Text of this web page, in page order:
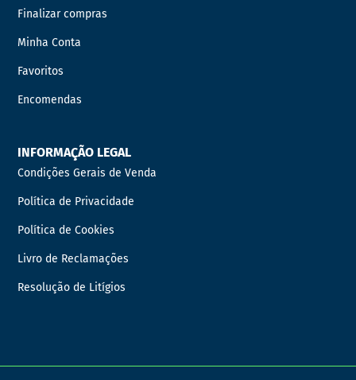
Finalizar compras
Minha Conta
Favoritos
Encomendas
INFORMAÇÃO LEGAL
Condições Gerais de Venda
Política de Privacidade
Política de Cookies
Livro de Reclamações
Resolução de Litígios